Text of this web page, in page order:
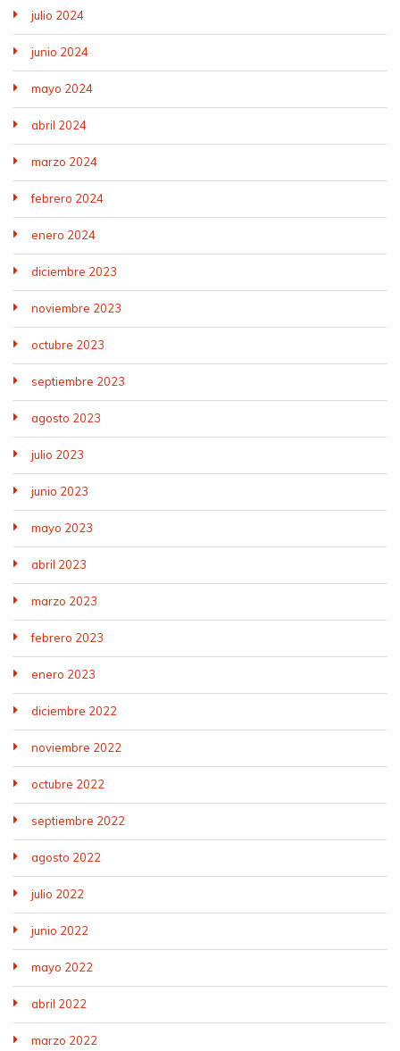
julio 2024
junio 2024
mayo 2024
abril 2024
marzo 2024
febrero 2024
enero 2024
diciembre 2023
noviembre 2023
octubre 2023
septiembre 2023
agosto 2023
julio 2023
junio 2023
mayo 2023
abril 2023
marzo 2023
febrero 2023
enero 2023
diciembre 2022
noviembre 2022
octubre 2022
septiembre 2022
agosto 2022
julio 2022
junio 2022
mayo 2022
abril 2022
marzo 2022